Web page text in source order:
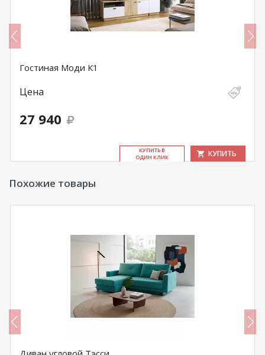
Гостиная Моди К1
Цена
27 940
КУ­ПИТЬ В
ОДИН КЛИК
КУПИТЬ
Похожие товары